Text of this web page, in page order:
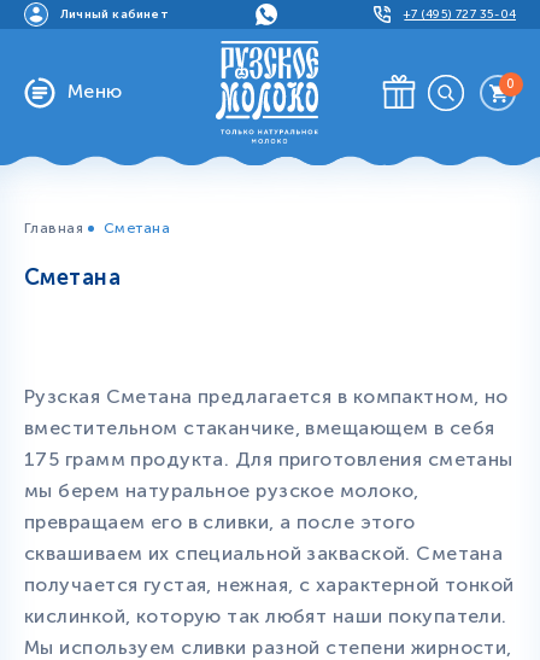
Личный кабинет +7 (495) 727 35-04
Меню 0
Главная Сметана
Сметана
Рузская Cметана предлагается в компактном, но
вместительном стаканчике, вмещающем в себя
175 грамм продукта. Для приготовления сметаны
мы берем натуральное рузское молоко,
превращаем его в сливки, а после этого
сквашиваем их специальной закваской. Сметана
получается густая, нежная, с характерной тонкой
кислинкой, которую так любят наши покупатели.
Мы используем сливки разной степени жирности,